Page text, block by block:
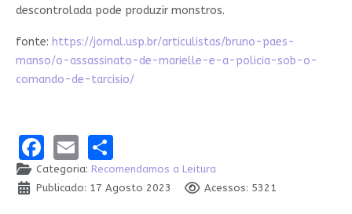
descontrolada pode produzir monstros.
fonte: https://jornal.usp.br/articulistas/bruno-paes-
manso/o-assassinato-de-marielle-e-a-policia-sob-o-
comando-de-tarcisio/
Facebook
EmailShare
Categoria: Recomendamos a Leitura
Publicado: 17 Agosto 2023
Acessos: 5321